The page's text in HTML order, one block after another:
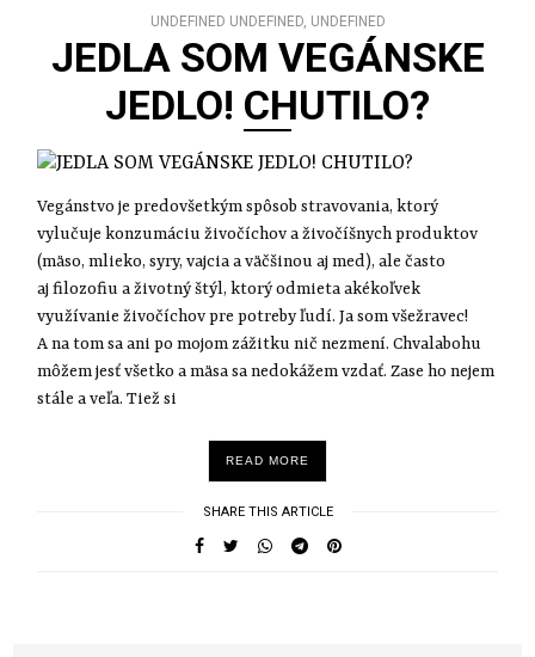
UNDEFINED UNDEFINED, UNDEFINED
JEDLA SOM VEGÁNSKE
JEDLO! CHUTILO?
Vegánstvo je predovšetkým spôsob stravovania, ktorý
vylučuje konzumáciu živočíchov a živočíšnych produktov
(mäso, mlieko, syry, vajcia a väčšinou aj med), ale často
aj filozofiu a životný štýl, ktorý odmieta akékoľvek
využívanie živočíchov pre potreby ľudí. Ja som všežravec!
A na tom sa ani po mojom zážitku nič nezmení. Chvalabohu
môžem jesť všetko a mäsa sa nedokážem vzdať. Zase ho nejem
stále a veľa. Tiež si
READ MORE
SHARE THIS ARTICLE